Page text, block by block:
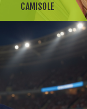
CAMISOLE